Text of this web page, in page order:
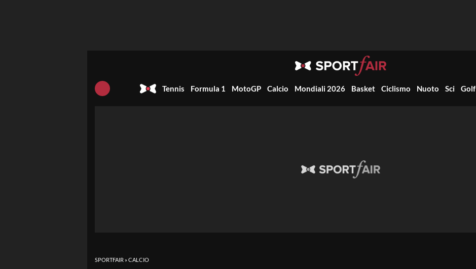
Tennis Formula 1 MotoGP Calcio Mondiali 2026 Basket Ciclismo Nuoto Sci Golf
SPORTFAIR »CALCIO